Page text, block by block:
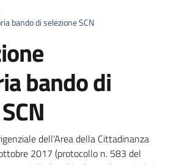
bando di selezione SCN
bando di
notizia
dell'Area della Cittadinanza
2017 (protocollo n. 583 del